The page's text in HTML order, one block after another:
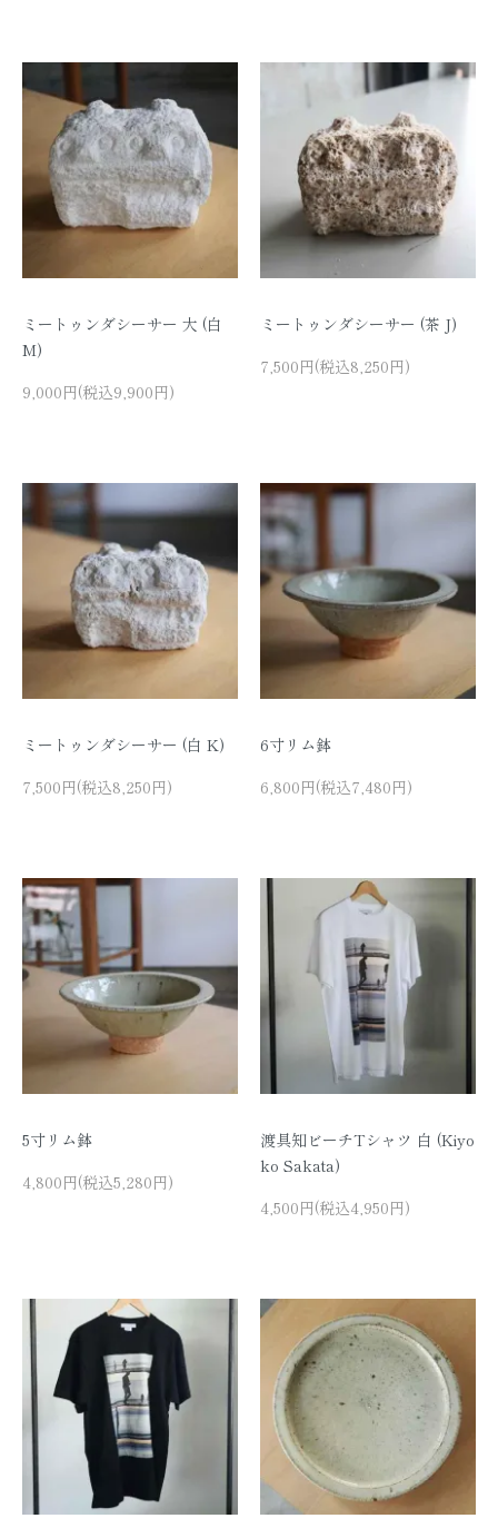
ミートゥンダシーサー 大 (白
M)
9,000円(税込9,900円)
ミートゥンダシーサー (茶 J)
7,500円(税込8,250円)
ミートゥンダシーサー (白 K)
7,500円(税込8,250円)
6寸リム鉢
6,800円(税込7,480円)
5寸リム鉢
4,800円(税込5,280円)
渡具知ビーチTシャツ 白 (Kiyo
ko Sakata)
4,500円(税込4,950円)